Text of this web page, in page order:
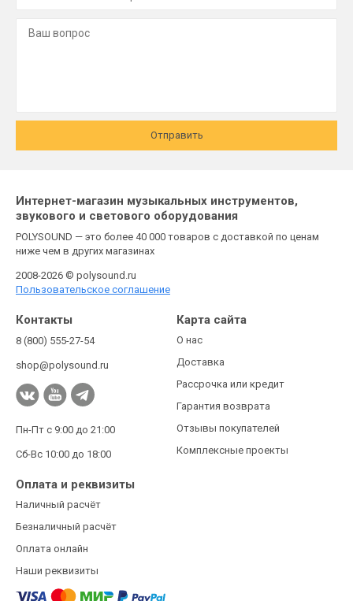
Отправить
Интернет-магазин музыкальных инструментов,
звукового и светового оборудования
POLYSOUND — это более 40 000 товаров с доставкой по ценам
ниже чем в других магазинах
2008-2026 © polysound.ru
Пользовательское соглашение
Контакты
8 (800) 555-27-54
shop@polysound.ru
Пн-Пт с 9:00 до 21:00
Сб-Вс 10:00 до 18:00
Карта сайта
О нас
Доставка
Рассрочка или кредит
Гарантия возврата
Отзывы покупателей
Комплексные проекты
Оплата и реквизиты
Наличный расчёт
Безналичный расчёт
Оплата онлайн
Наши реквизиты